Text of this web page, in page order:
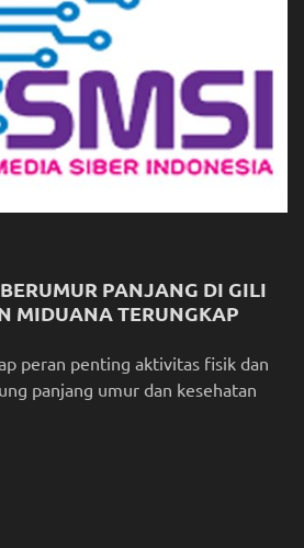
PANJANG DI GILI
MIDUANA TERUNGKAP
peran penting aktivitas fisik dan
panjang umur dan kesehatan